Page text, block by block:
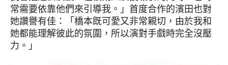
常需要依靠他們來引導我。」首度合作的濱田也對
她讚譽有佳：「橋本既可愛又非常親切，由於我和
她都能理解彼此的氛圍，所以演對手戲時完全沒壓
力。」